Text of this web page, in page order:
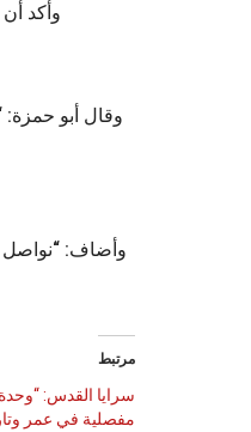
وأكد
وقال أبو
وأضاف: “نواصل
مرتبط
سرايا القدس:
مفصلية في عمر